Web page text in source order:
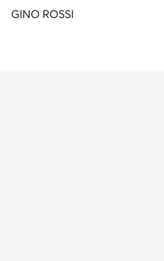
GINO ROSSI